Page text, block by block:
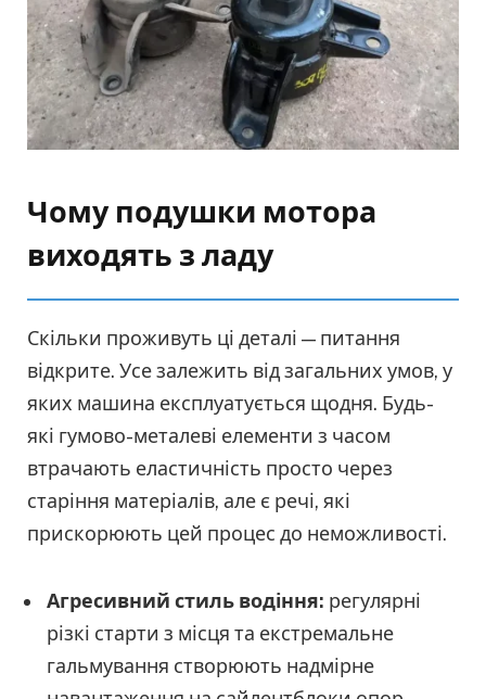
Чому подушки мотора
виходять з ладу
Скільки проживуть ці деталі — питання
відкрите. Усе залежить від загальних умов, у
яких машина експлуатується щодня. Будь-
які гумово-металеві елементи з часом
втрачають еластичність просто через
старіння матеріалів, але є речі, які
прискорюють цей процес до неможливості.
Агресивний стиль водіння: регулярні
різкі старти з місця та екстремальне
гальмування створюють надмірне